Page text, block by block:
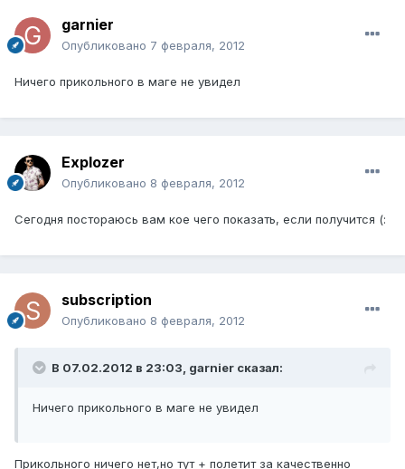
garnier
Опубликовано 7 февраля, 2012
Ничего прикольного в маге не увидел
Explozer
Опубликовано 8 февраля, 2012
Сегодня постораюсь вам кое чего показать, если получится (:
subscription
Опубликовано 8 февраля, 2012
В 07.02.2012 в 23:03, garnier сказал:
Ничего прикольного в маге не увидел
Прикольного ничего нет,но тут + полетит за качественно